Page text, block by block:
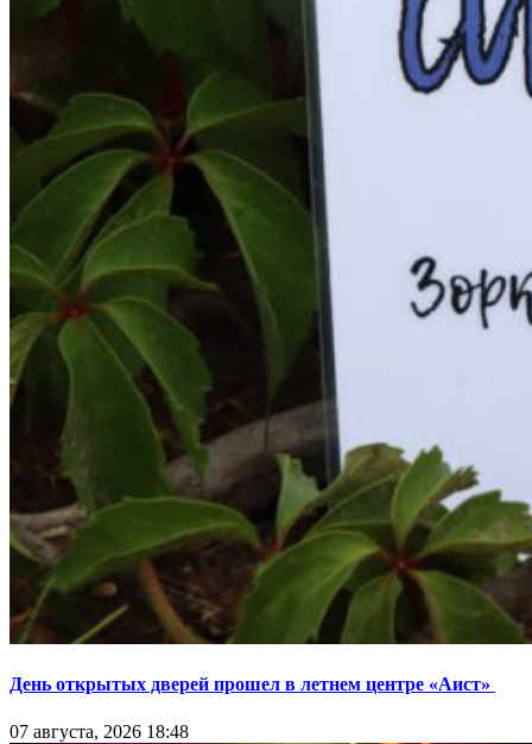
День открытых дверей прошел в летнем центре «Аист»
07 августа, 2026 18:48